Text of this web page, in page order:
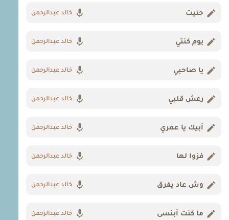
حنيت خالد عبدالرحمن
يوم كنتي خالد عبدالرحمن
يا صاحبي خالد عبدالرحمن
رعش قلبي خالد عبدالرحمن
أبيك يا عمري خالد عبدالرحمن
فزوا لها خالد عبدالرحمن
وش عاد يفرق خالد عبدالرحمن
ما كنت أبنسى خالد عبدالرحمن